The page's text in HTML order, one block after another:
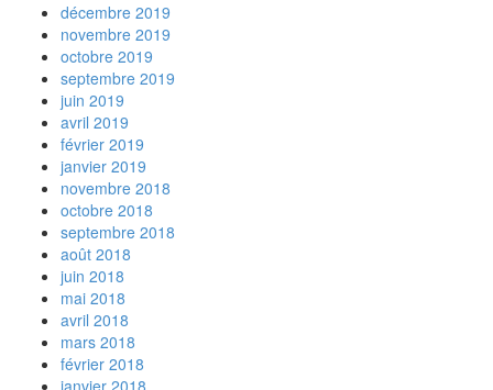
décembre 2019
novembre 2019
octobre 2019
septembre 2019
juin 2019
avril 2019
février 2019
janvier 2019
novembre 2018
octobre 2018
septembre 2018
août 2018
juin 2018
mai 2018
avril 2018
mars 2018
février 2018
janvier 2018